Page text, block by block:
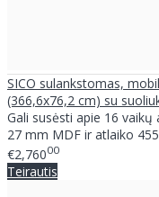
SICO sulankstomas,
(366,6x76,2 cm) su
Gali susėsti apie 16 vaikų
27 mm MDF ir atlaiko
€2,76000
Teirautis